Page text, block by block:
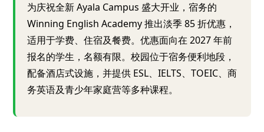
为庆祝全新 Ayala Campus 盛大开业，宿务的
Winning English Academy 推出淡季 85 折优惠，
适用于学费、住宿及餐费。优惠面向在 2027 年前
报名的学生，名额有限。校园位于宿务便利地段，
配备酒店式设施，并提供 ESL、IELTS、TOEIC、商
务英语及青少年家庭营等多种课程。